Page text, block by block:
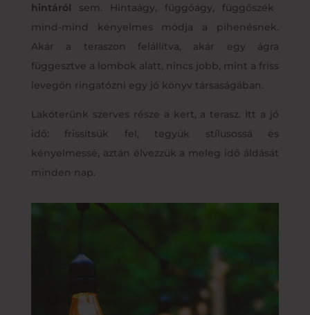
hintáról sem. Hintaágy, függőágy, függőszék
mind-mind kényelmes módja a pihenésnek.
Akár a teraszon felállítva, akár egy ágra
függesztve a lombok alatt, nincs jobb, mint a friss
levegőn ringatózni egy jó könyv társaságában.
Lakóterünk szerves része a kert, a terasz. Itt a jó
idő: frissítsük fel, tegyük stílusossá és
kényelmessé, aztán élvezzük a meleg idő áldását
minden nap.